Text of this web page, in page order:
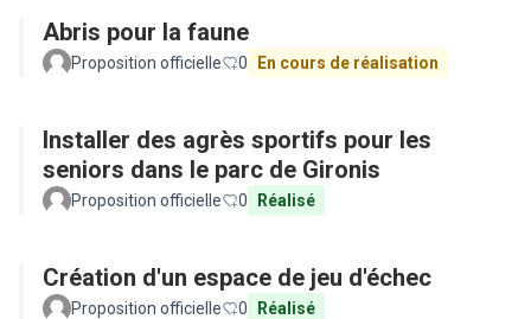
Abris pour la faune
Proposition officielle 0 En cours de réalisation
Installer des agrès sportifs pour les
seniors dans le parc de Gironis
Proposition officielle 0 Réalisé
Création d'un espace de jeu d'échec
Proposition officielle 0 Réalisé